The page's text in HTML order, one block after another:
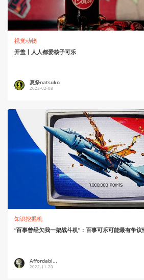
视觉动物
开盖丨人人都爱核子可乐
夏祭natsuko
2023-02-08
知识挖掘机
“百事曾经欠我一架战斗机”：百事可乐可能最有争
Affordabl...
2022-11-20